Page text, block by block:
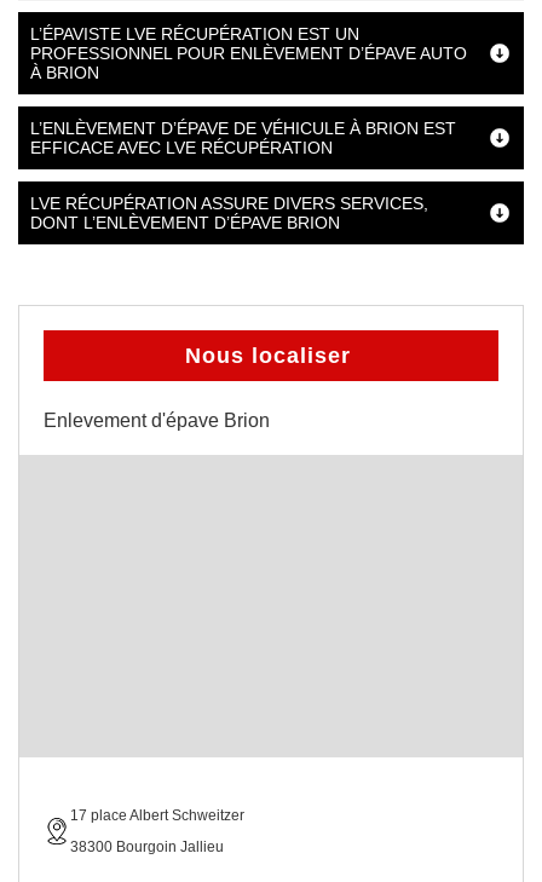
L’ÉPAVISTE LVE RÉCUPÉRATION EST UN
PROFESSIONNEL POUR ENLÈVEMENT D’ÉPAVE AUTO
À BRION
L’ENLÈVEMENT D’ÉPAVE DE VÉHICULE À BRION EST
EFFICACE AVEC LVE RÉCUPÉRATION
LVE RÉCUPÉRATION ASSURE DIVERS SERVICES,
DONT L’ENLÈVEMENT D’ÉPAVE BRION
Nous localiser
Enlevement d'épave Brion
17 place Albert Schweitzer
38300 Bourgoin Jallieu